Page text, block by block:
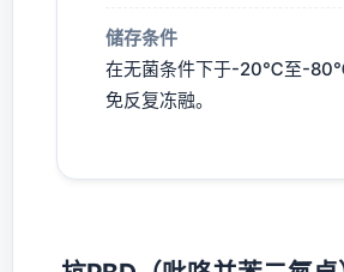
储存条件
在无菌条件下于-20℃至-
免反复冻融。